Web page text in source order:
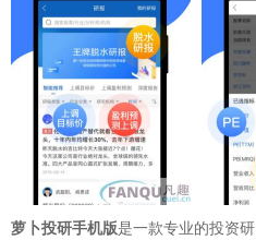
萝卜投研手机版是一款专业的投资